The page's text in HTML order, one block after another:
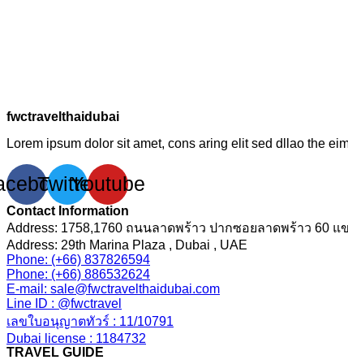
fwctravelthaidubai
Lorem ipsum dolor sit amet, cons aring elit sed dllao the
TwitterYoutube
Contact Information
Address: 1758,1760 ถนนลาดพร้าว ปากซอยลาดพร้าว 60 แ
Address: 29th Marina Plaza , Dubai , UAE
Phone: (+66) 837826594
Phone: (+66) 886532624
E-mail: sale@fwctravelthaidubai.com
Line ID : @fwctravel
เลขใบอนุญาตทัวร์ : 11/10791
Dubai license : 1184732
TRAVEL GUIDE